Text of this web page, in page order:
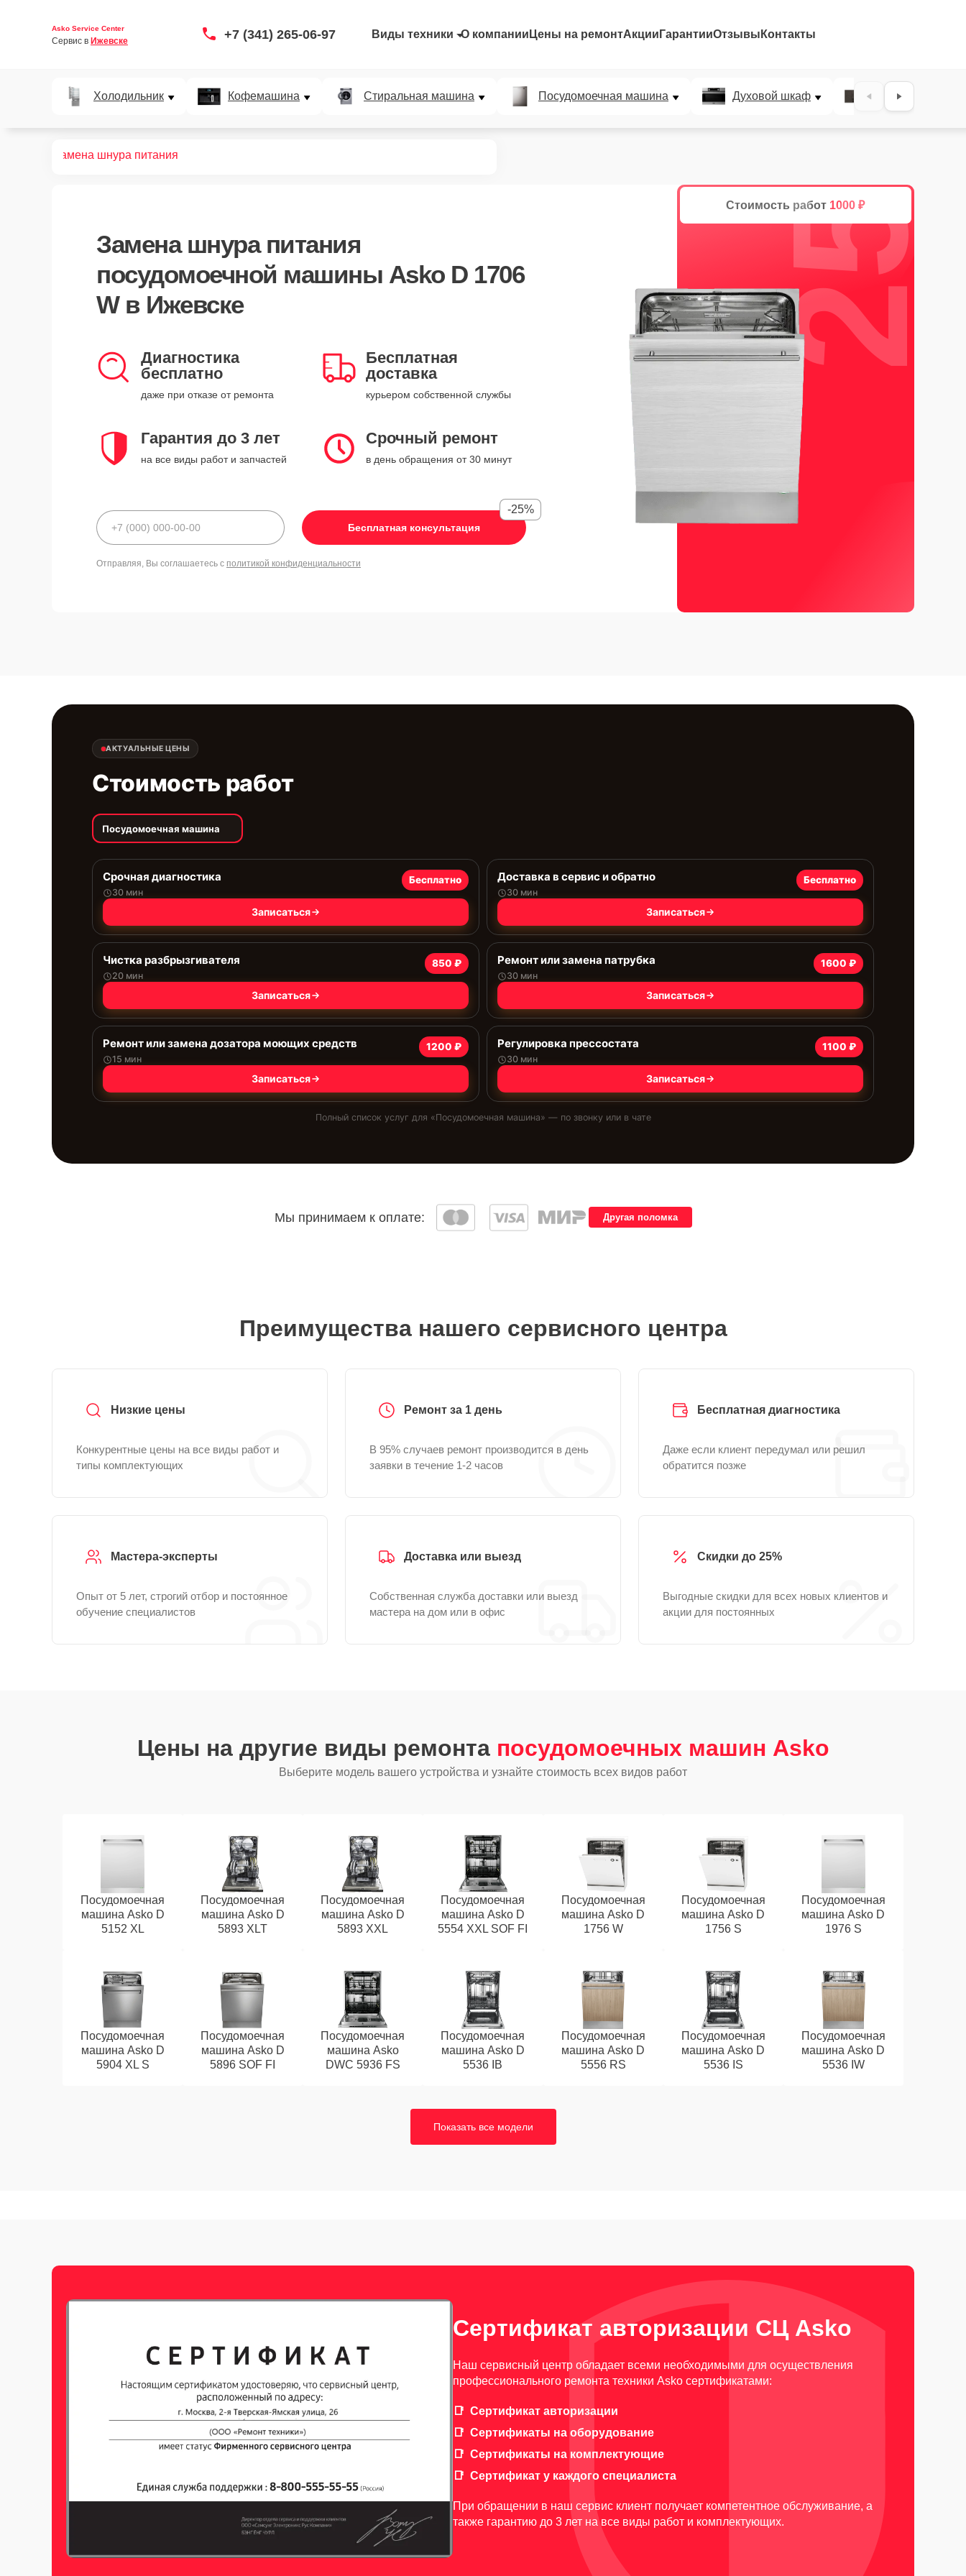
Asko Service Center
Сервис в Ижевске +7 (341) 265-06-97 Виды техники О компании Цены на ремонтАкции ГарантииОтзывы Контакты
Холодильник Кофемашина Стиральная машина Посудомоечная машина Духовой шкаф Варочная
Замена шнура питания
Замена шнура питания
посудомоечной машины Asko D 1706
W в Ижевске
Диагностика
бесплатно
даже при отказе от ремонта
Бесплатная
доставка
курьером собственной службы
Гарантия до 3 лет
на все виды работ и запчастей
Срочный ремонт
в день обращения от 30 минут
Бесплатная консультация
-25%
Отправляя, Вы соглашаетесь с политикой конфиденциальности
Стоимость работ 1000 ₽
25%
АКТУАЛЬНЫЕ ЦЕНЫ
Стоимость работ
Посудомоечная машина
Срочная диагностика
30 мин
Бесплатно
Записаться
Доставка в сервис и обратно
30 мин
Бесплатно
Записаться
Чистка разбрызгивателя
20 мин
850 ₽
Записаться
Ремонт или замена патрубка
30 мин
1600 ₽
Записаться
Ремонт или замена дозатора моющих средств
15 мин
1200 ₽
Записаться
Регулировка прессостата
30 мин
1100 ₽
Записаться
Полный список услуг для «Посудомоечная машина» — по звонку или в чате
Мы принимаем к оплате: Другая поломка
Преимущества нашего сервисного центра
Низкие цены
Конкурентные цены на все виды работ и
типы комплектующих
Ремонт за 1 день
В 95% случаев ремонт производится в день
заявки в течение 1-2 часов
Бесплатная диагностика
Даже если клиент передумал или решил
обратится позже
Мастера-эксперты
Опыт от 5 лет, строгий отбор и постоянное
обучение специалистов
Доставка или выезд
Собственная служба доставки или выезд
мастера на дом или в офис
Скидки до 25%
Выгодные скидки для всех новых клиентов и
акции для постоянных
Цены на другие виды ремонта посудомоечных машин Asko
Выберите модель вашего устройства и узнайте стоимость всех видов работ
Посудомоечная
машина Asko D
5152 XL
Посудомоечная
машина Asko D
5893 XLT
Посудомоечная
машина Asko D
5893 XXL
Посудомоечная
машина Asko D
5554 XXL SOF FI
Посудомоечная
машина Asko D
1756 W
Посудомоечная
машина Asko D
1756 S
Посудомоечная
машина Asko D
1976 S
Посудомоечная
машина Asko D
5904 XL S
Посудомоечная
машина Asko D
5896 SOF FI
Посудомоечная
машина Asko
DWC 5936 FS
Посудомоечная
машина Asko D
5536 IB
Посудомоечная
машина Asko D
5556 RS
Посудомоечная
машина Asko D
5536 IS
Посудомоечная
машина Asko D
5536 IW
Показать все модели
Сертификат авторизации СЦ Asko
Наш сервисный центр обладает всеми необходимыми для осуществления
профессионального ремонта техники Asko сертификатами:
Сертификат авторизации
Сертификаты на оборудование
Сертификаты на комплектующие
Сертификат у каждого специалиста
При обращении в наш сервис клиент получает компетентное обслуживание, а
также гарантию до 3 лет на все виды работ и комплектующих.